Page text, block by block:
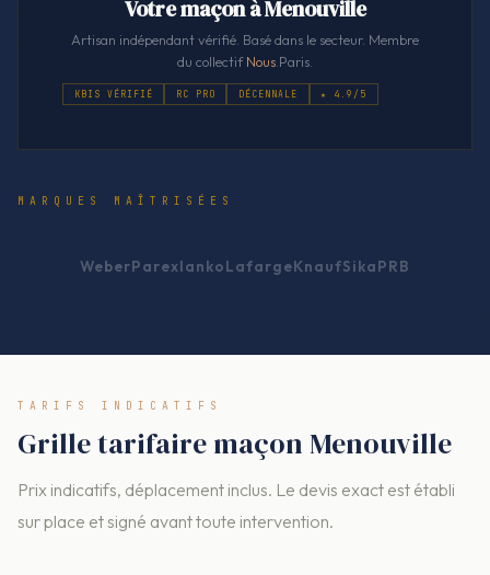
Votre maçon à Menouville
Artisan indépendant vérifié. Basé dans le secteur. Membre
du collectifNous .Paris.
KBIS VÉRIFIÉ RC PRO DÉCENNALE ★ 4.9/5
MARQUES MAÎTRISÉES
WeberParexlankoLafargeKnaufSikaPRB
TARIFS INDICATIFS
Grille tarifaire maçon Menouville
Prix indicatifs, déplacement inclus. Le devis exact est établi
sur place et signé avant toute intervention.